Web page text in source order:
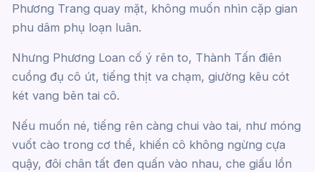
Phương Trang quay mặt, không muốn nhìn cặp gian
phu dâm phụ loạn luân.
Nhưng Phương Loan cố ý rên to, Thành Tấn điên
cuồng đụ cô út, tiếng thịt va chạm, giường kêu cót
két vang bên tai cô.
Nếu muốn né, tiếng rên càng chui vào tai, như móng
vuốt cào trong cơ thể, khiến cô không ngừng cựa
quậy, đôi chân tất đen quấn vào nhau, che giấu lồn